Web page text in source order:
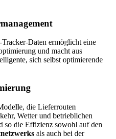
Daten ermöglicht eine
und macht aus
sich selbst optimierende
die Lieferrouten
Wetter und betrieblichen
so die Effizienz sowohl auf den
als auch bei der